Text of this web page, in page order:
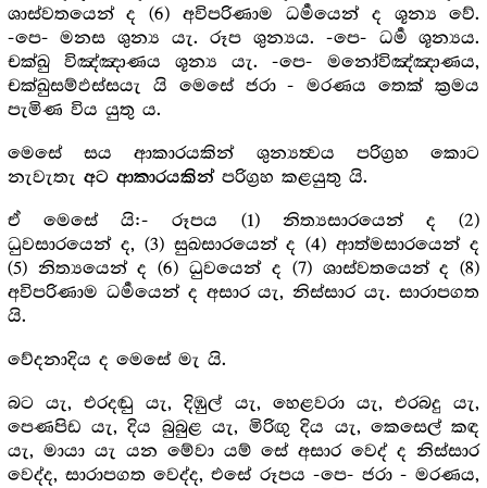
ශාස්වතයෙන් ද (6) අවිපරිණාම ධර්‍මයෙන් ද ශූන්‍ය වේ.
-පෙ- මනස ශුන්‍ය යැ. රූප ශුන්‍යය. -පෙ- ධර්‍ම ශූන්‍යය.
චක්ඛු විඤ්ඤාණය ශූන්‍ය යැ. -පෙ- මනෝවිඤ්ඤාණය,
චක්ඛුසම්ඵස්සයැ යි මෙසේ ජරා - මරණය තෙක් ක්‍ර‍මය
පැමිණ විය යුතු ය.
මෙසේ සය ආකාරයකින් ශුන්‍යත්‍වය පරිග්‍ර‍හ කොට
නැවැතැ අට ආකාරයකින්පරිග්‍ර‍හ කළයුතු යි.
ඒ මෙසේ යි:- රූපය (1) නිත්‍යසාරයෙන් ද (2)
ධුවසාරයෙන් ද, (3) සුඛසාරයෙන් ද (4) ආත්මසාරයෙන් ද
(5) නිත්‍යයෙන් ද (6) ධුවයෙන් ද (7) ශාස්වතයෙන් ද (8)
අවිපරිණාම ධර්‍මයෙන් ද අසාර යැ, නිස්සාර යැ. සාරාපගත
යි.
වේදනාදිය ද මෙසේ මැ යි.
බට යැ, එරදඬු යැ, දිඹුල් යැ, හෙළවරා යැ, එරබදු යැ,
පෙණපිඩ යැ, දිය බුබුළ යැ, මිරිඟු දිය යැ, කෙසෙල් කඳ
යැ, මායා යැ යන මේවා යම් සේ අසාර වෙද් ද නිස්සාර
වෙද්ද, සාරාපගත වෙද්ද, එසේ රූපය -පෙ- ජරා - මරණය,